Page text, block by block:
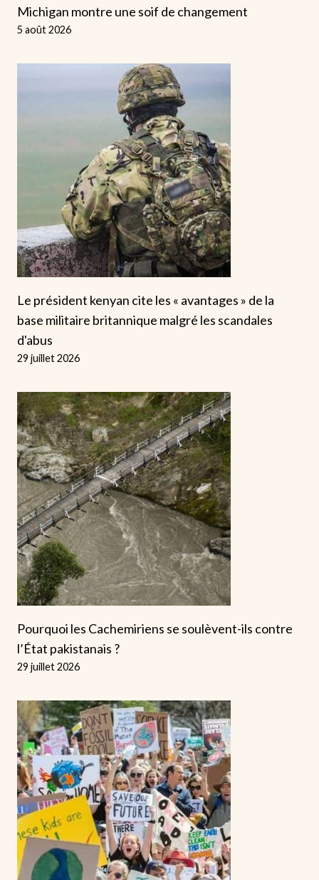
Michigan montre une soif de changement
5 août 2026
Le président kenyan cite les « avantages » de la
base militaire britannique malgré les scandales
d'abus
29 juillet 2026
Pourquoi les Cachemiriens se soulèvent-ils contre
l’État pakistanais ?
29 juillet 2026